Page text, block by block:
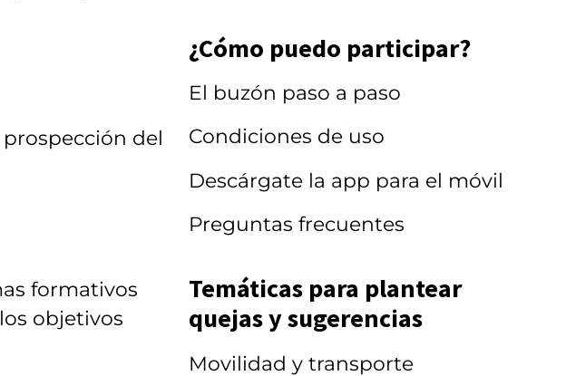
del
formativos
objetivos
¿Cómo puedo participar?
El buzón paso a paso
Condiciones de uso
Descárgate la app para el móvil
Preguntas frecuentes
Temáticas para plantear
quejas y sugerencias
Movilidad y transporte